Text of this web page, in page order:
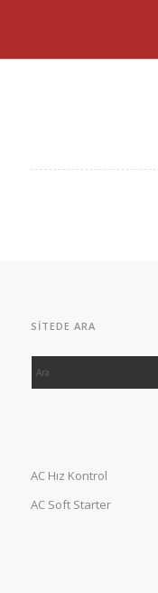
SITEDE ARA
AC Hız Kontrol
AC Soft Starter